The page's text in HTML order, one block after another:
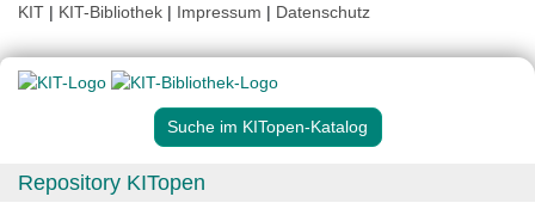
KIT | KIT-Bibliothek | Impressum | Datenschutz
Suche im KITopen-Katalog
Repository KITopen